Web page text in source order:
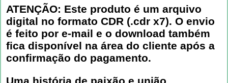
ATENÇÃO: Este produto é um arquivo
digital no formato CDR (.cdr x7). O envio
é feito por e-mail e o download também
fica disponível na área do cliente após a
confirmação do pagamento.
Uma história de paixão e união